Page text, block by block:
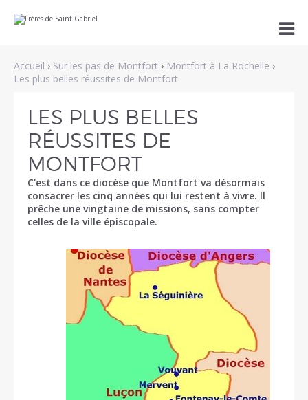
Aller
au
à
la
navigation
Outils
personnels

Accueil › Sur les pas de Montfort › Montfort à La Rochelle ›
Les plus belles réussites de Montfort
LES PLUS BELLES
RÉUSSITES DE
MONTFORT
C'est dans ce diocèse que Montfort va désormais
consacrer les cinq années qui lui restent à vivre. Il
prêche une vingtaine de missions, sans compter
celles de la ville épiscopale.